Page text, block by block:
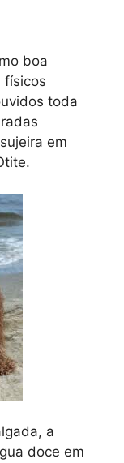
boa
físicos
toda
em
a
doce em